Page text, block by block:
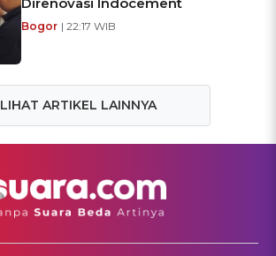
Bogor | 22:17 WIB
LIHAT ARTIKEL LAINNYA